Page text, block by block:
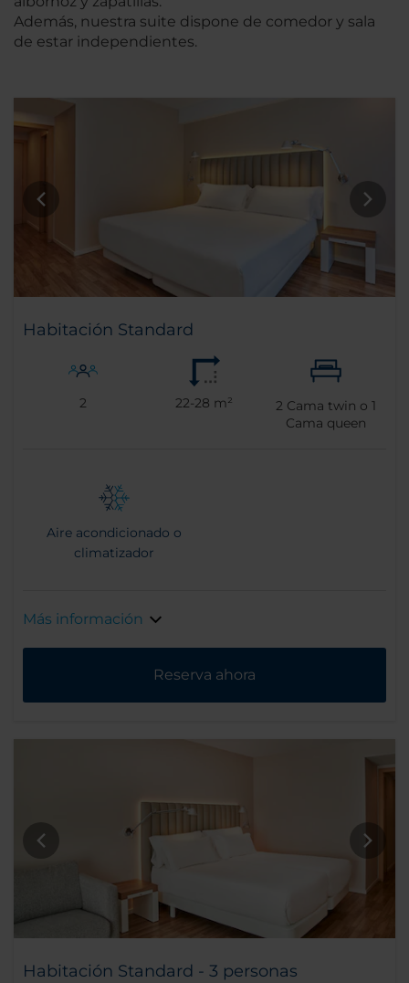
Además, nuestra suite dispone de comedor y sala
de estar independientes.
Habitación Standard
2 22-28 m² 2 Cama twin o 1
Cama queen
Aire acondicionado o
climatizador
Más información
Reserva ahora
Habitación Standard - 3 personas